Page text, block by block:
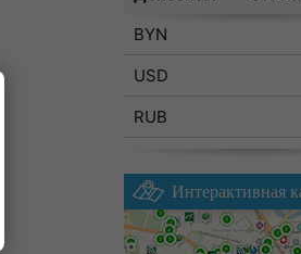
BYN
USD
RUB
Интерактивная